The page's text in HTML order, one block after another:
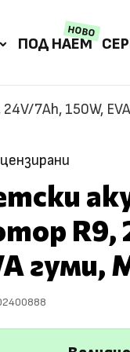
ПОД НАЕМ
НОВО
7Ah, 150W,
R9,
гуми,